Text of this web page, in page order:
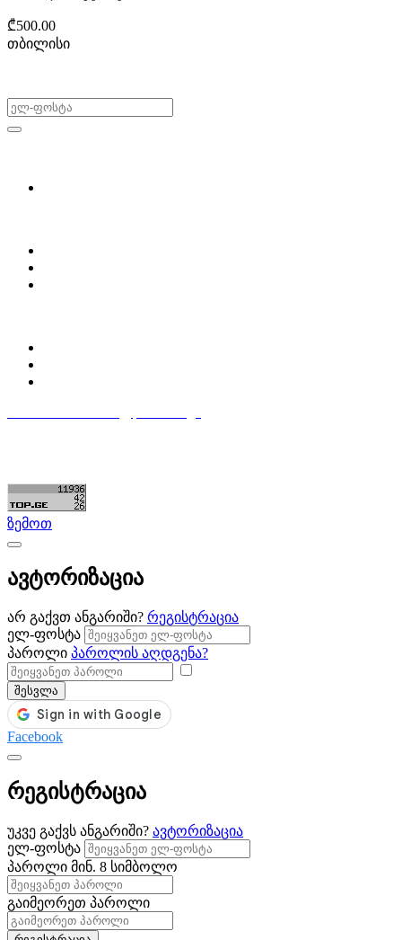
₾500.00
თბილისი
ზემოთ
ავტორიზაცია
არ გაქვთ ანგარიში? რეგისტრაცია
ელ-ფოსტა
პაროლი პაროლის აღდგენა?
შესვლა
Facebook
რეგისტრაცია
უკვე გაქვს ანგარიში? ავტორიზაცია
ელ-ფოსტა
პაროლი მინ. 8 სიმბოლო
გაიმეორეთ პაროლი